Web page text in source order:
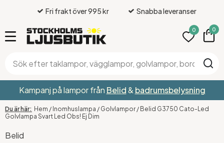
Fri frakt över 995 kr Snabba leveranser
0 0
Kampanj på lampor från Belid& badrumsbelysning
Hem / Inomhuslampa / Golvlampor / Belid G3750 Cato-Led
Golvlampa Svart Led Obs! Ej Dim
Belid